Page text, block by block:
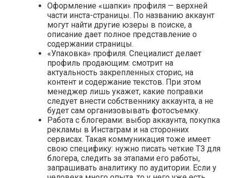
Оформление «шапки» профиля — верхней
части инста-страницы. По названию аккаунт
могут найти другие юзеры в поиске, а
описание дает полное представление о
содержании страницы.
«Упаковка» профиля. Специалист делает
профиль продающим: смотрит на
актуальность закрепленных сторис, на
контент и содержание текстов. При этом
менеджер лишь укажет, какие поправки
следует внести собственнику аккаунта, а не
будет сам организовывать фотосъемку.
Работа с блогерами: выбор аккаунта, покупка
рекламы в Инстаграм и на сторонних
сервисах. Такая коммуникация тоже имеет
свою специфику: нужно писать четкие ТЗ для
блогера, следить за этапами его работы,
запрашивать аналитику по аудитории. Если у